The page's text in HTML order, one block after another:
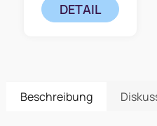
DETAIL
Beschreibung